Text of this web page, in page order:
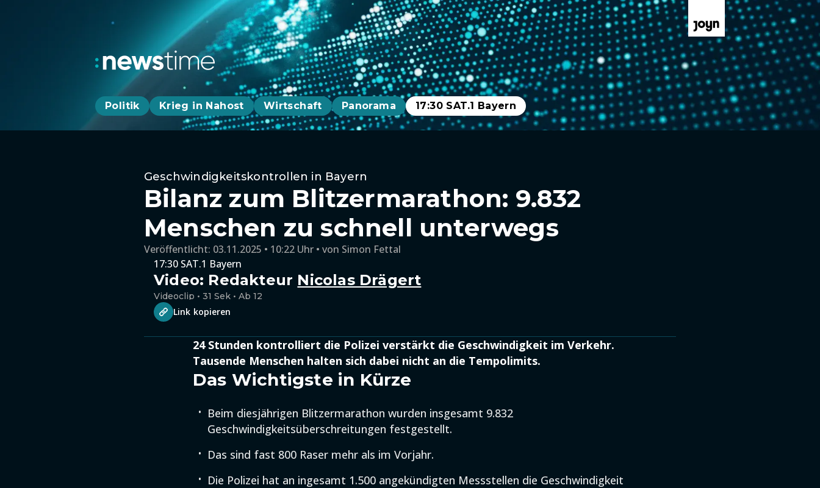
Politik Krieg in Nahost Wirtschaft Panorama 17:30 SAT.1 Bayern
Geschwindigkeitskontrollen in Bayern
Bilanz zum Blitzermarathon: 9.832
Menschen zu schnell unterwegs
Veröffentlicht: 03.11.2025 • 10:22 Uhr von Simon Fettal
17:30 SAT.1 Bayern
Video: Redakteur Nicolas Drägert
Videoclip • 31 Sek • Ab 12
Link kopieren
24 Stunden kontrolliert die Polizei verstärkt die Geschwindigkeit im Verkehr.
Tausende Menschen halten sich dabei nicht an die Tempolimits.
Das Wichtigste in Kürze
Beim diesjährigen Blitzermarathon wurden insgesamt 9.832
Geschwindigkeitsüberschreitungen festgestellt.
Das sind fast 800 Raser mehr als im Vorjahr.
Die Polizei hat an ingesamt 1.500 angekündigten Messstellen die Geschwindigkeit